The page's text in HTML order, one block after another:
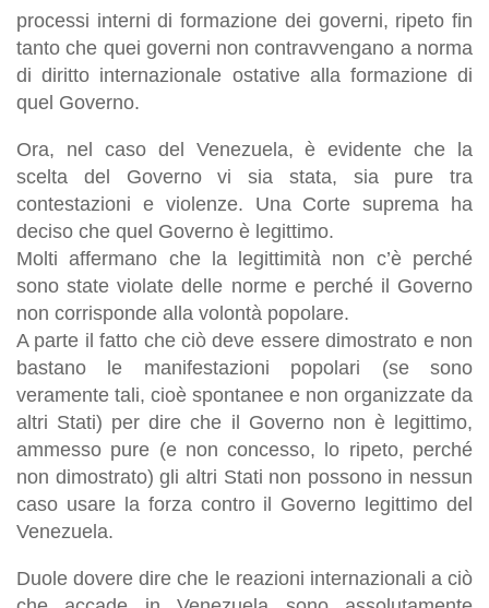
processi interni di formazione dei governi, ripeto fin
tanto che quei governi non contravvengano a norma
di diritto internazionale ostative alla formazione di
quel Governo.
Ora, nel caso del Venezuela,è evidente che la
scelta del Governo vi sia stata, sia pure tra
contestazioni e violenze. Una Corte suprema ha
deciso che quel Governo è legittimo.
Molti affermano che la legittimità non c’è perché
sono state violate delle norme e perché il Governo
non corrisponde alla volontà popolare.
A parte il fatto che ciò deve essere dimostrato e non
bastano le manifestazioni popolari (se sono
veramente tali, cioè spontanee e non organizzate da
altri Stati) per dire che il Governo non è legittimo,
ammesso pure (e non concesso, lo ripeto, perché
non dimostrato)gli altri Stati non possono in nessun
caso usare la forza contro il Governo legittimo del
Venezuela.
Duole dovere dire che le reazioni internazionali a ciò